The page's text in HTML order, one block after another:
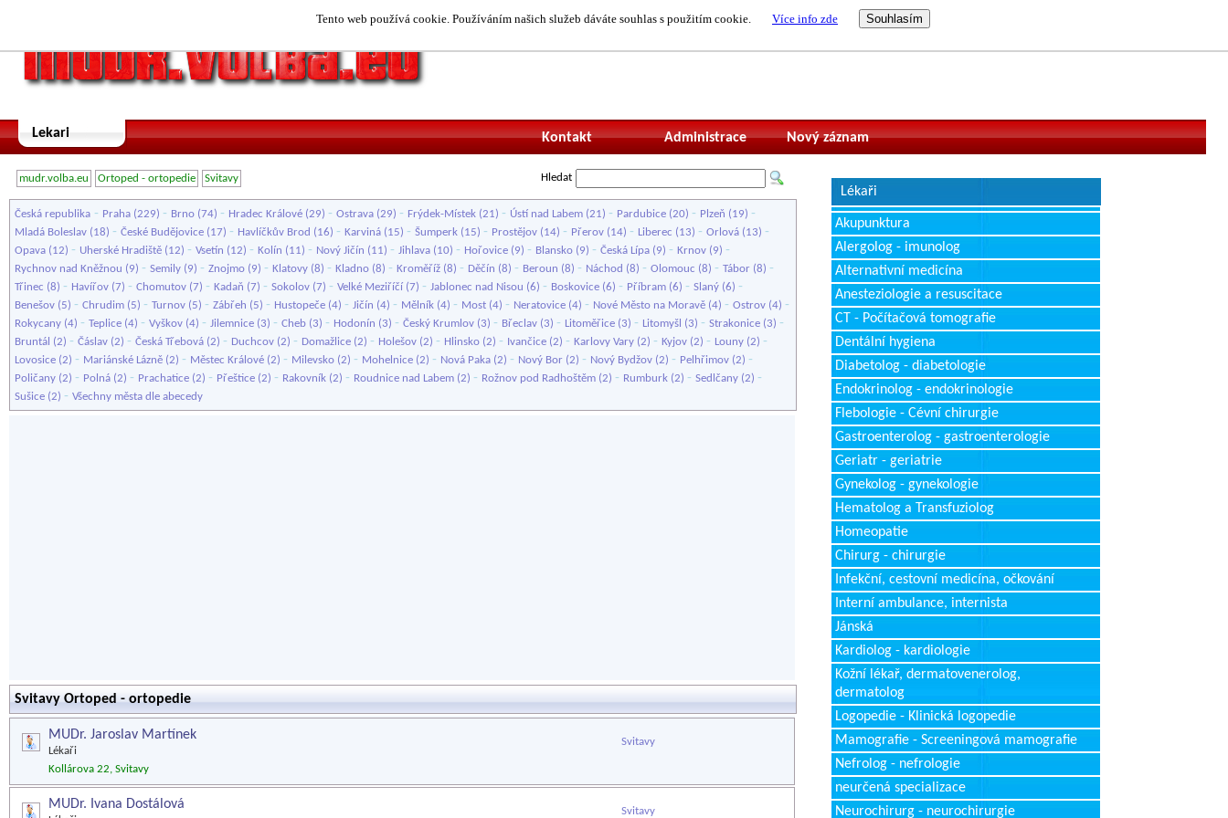
Tento web používá cookie. Používáním našich služeb dáváte souhlas s použitím cookie. Více info zde
Lekari Nový záznam
Administrace
Kontakt
mudr.volba.eu Ortoped - ortopedie Svitavy Hledat
Česká republika - Praha (229) - Brno (74) - Hradec Králové (29) - Ostrava (29) - Frýdek-Místek (21) - Ústí nad Labem (21) - Pardubice (20) - Plzeň (19) -
Mladá Boleslav (18) - České Budějovice (17) - Havlíčkův Brod (16) - Karviná (15) - Šumperk (15) - Prostějov (14) - Přerov (14) - Liberec (13) - Orlová (13) -
Opava (12) - Uherské Hradiště (12) - Vsetín (12) - Kolín (11) - Nový Jičín (11) - Jihlava (10) - Hořovice (9) - Blansko (9) - Česká Lípa (9) - Krnov (9) -
Rychnov nad Kněžnou (9) - Semily (9) - Znojmo (9) - Klatovy (8) - Kladno (8) - Kroměříž (8) - Děčín (8) - Beroun (8) - Náchod (8) - Olomouc (8) - Tábor (8) -
Třinec (8) - Havířov (7) - Chomutov (7) - Kadaň (7) - Sokolov (7) - Velké Meziříčí (7) - Jablonec nad Nisou (6) - Boskovice (6) - Příbram (6) - Slaný (6) -
Benešov (5) - Chrudim (5) - Turnov (5) - Zábřeh (5) - Hustopeče (4) - Jičín (4) - Mělník (4) - Most (4) - Neratovice (4) - Nové Město na Moravě (4) - Ostrov (4) -
Rokycany (4) - Teplice (4) - Vyškov (4) - Jilemnice (3) - Cheb (3) - Hodonín (3) - Český Krumlov (3) - Břeclav (3) - Litoměřice (3) - Litomyšl (3) - Strakonice (3) -
Bruntál (2) - Čáslav (2) - Česká Třebová (2) - Duchcov (2) - Domažlice (2) - Holešov (2) - Hlinsko (2) - Ivančice (2) - Karlovy Vary (2) - Kyjov (2) - Louny (2) -
Lovosice (2) - Mariánské Lázně (2) - Městec Králové (2) - Milevsko (2) - Mohelnice (2) - Nová Paka (2) - Nový Bor (2) - Nový Bydžov (2) - Pelhřimov (2) -
Poličany (2) - Polná (2) - Prachatice (2) - Přeštice (2) - Rakovník (2) - Roudnice nad Labem (2) - Rožnov pod Radhoštěm (2) - Rumburk (2) - Sedlčany (2) -
Sušice (2) - Všechny města dle abecedy
Svitavy Ortoped - ortopedie
MUDr. Jaroslav Martínek
Lékaři
Svitavy
Kollárova 22, Svitavy
MUDr. Ivana Dostálová Svitavy
Lékaři
Akupunktura
Alergolog - imunolog
Alternativní medicína
Anesteziologie a resuscitace
CT - Počítačová tomografie
Dentální hygiena
Diabetolog - diabetologie
Endokrinolog - endokrinologie
Flebologie - Cévní chirurgie
Gastroenterolog - gastroenterologie
Geriatr - geriatrie
Gynekolog - gynekologie
Hematolog a Transfuziolog
Homeopatie
Chirurg - chirurgie
Infekční, cestovní medicína, očkování
Interní ambulance, internista
Jánská
Kardiolog - kardiologie
Kožní lékař, dermatovenerolog,
dermatolog
Logopedie - Klinická logopedie
Mamografie - Screeningová mamografie
Nefrolog - nefrologie
neurčená specializace
Neurochirurg - neurochirurgie